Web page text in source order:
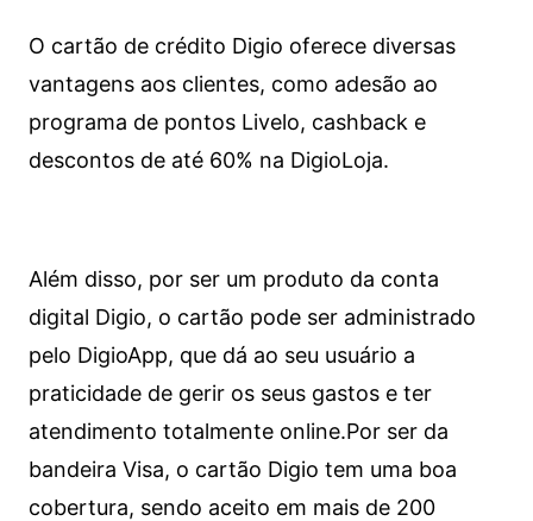
O cartão de crédito Digio oferece diversas
vantagens aos clientes, como adesão ao
programa de pontos Livelo, cashback e
descontos de até 60% na DigioLoja.
Além disso, por ser um produto da conta
digital Digio, o cartão pode ser administrado
pelo DigioApp, que dá ao seu usuário a
praticidade de gerir os seus gastos e ter
atendimento totalmente online.Por ser da
bandeira Visa, o cartão Digio tem uma boa
cobertura, sendo aceito em mais de 200